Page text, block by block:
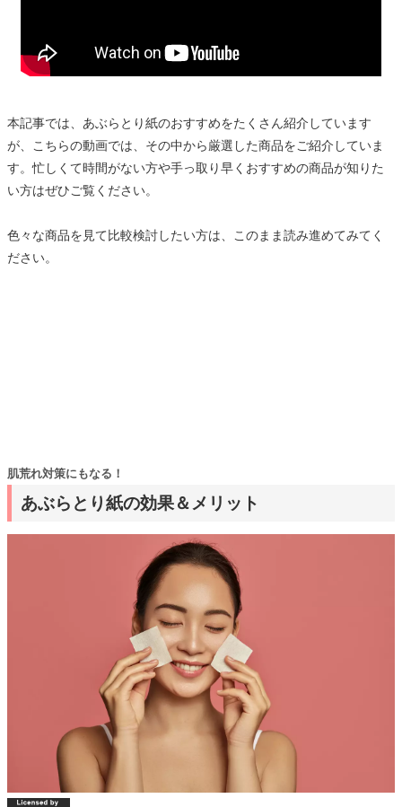
本記事では、あぶらとり紙のおすすめをたくさん紹介しています
が、こちらの動画では、その中から厳選した商品をご紹介していま
す。忙しくて時間がない方や手っ取り早くおすすめの商品が知りた
い方はぜひご覧ください。
色々な商品を見て比較検討したい方は、このまま読み進めてみてく
ださい。
あぶらとり紙の効果＆メリット
肌荒れ対策にもなる！